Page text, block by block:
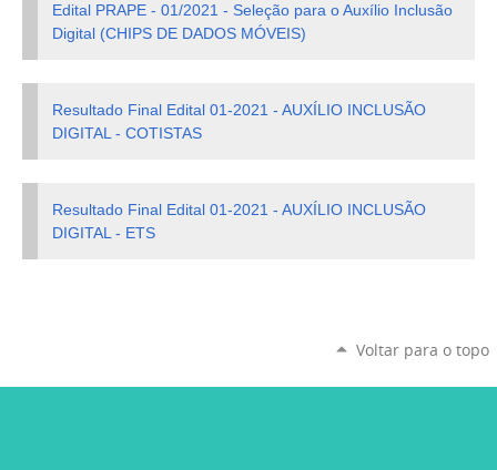
Edital PRAPE - 01/2021 - Seleção para o Auxílio Inclusão
Digital (CHIPS DE DADOS MÓVEIS)
Resultado Final Edital 01-2021 - AUXÍLIO INCLUSÃO
DIGITAL - COTISTAS
Resultado Final Edital 01-2021 - AUXÍLIO INCLUSÃO
DIGITAL - ETS
Voltar para o topo